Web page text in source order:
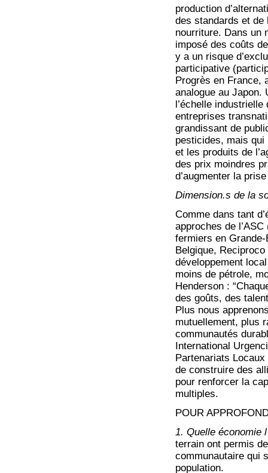
production
des standards et
nourriture. Dans un
imposé des coûts
y a un risque
participative
Progrès en France,
analogue au Japon.
l’échelle
entreprises
grandissant de
pesticides, mais qui
et les produits de
des prix moindres
d’augmenter la
Dimension.s de la
Comme dans tant
approches de
fermiers en
Belgique,
développement
moins de pétrole,
Henderson :
des goûts, des
Plus nous
mutuellement, plus
communautés
International
Partenariats
de construire des
pour renforcer la
multiples.
POUR
1. Quelle économie
terrain ont permis
communautaire qui
population.